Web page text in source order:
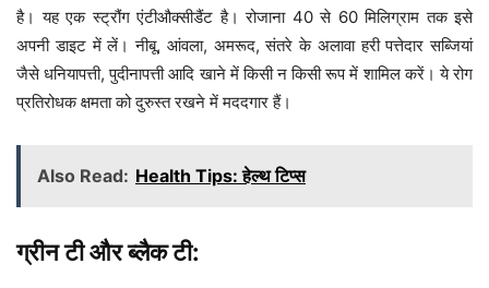
है। यह एक स्ट्रौंग एंटीऔक्सीडैंट है। रोजाना 40 से 60 मिलिग्राम तक इसे
अपनी डाइट में लें। नीबू, आंवला, अमरूद, संतरे के अलावा हरी पत्तेदार सब्जियां
जैसे धनियापत्ती, पुदीनापत्ती आदि खाने में किसी न किसी रूप में शामिल करें। ये रोग
प्रतिरोधक क्षमता को दुरुस्त रखने में मददगार हैं।
Also Read: Health Tips: हेल्थ टिप्स
ग्रीन टी और ब्लैक टी: